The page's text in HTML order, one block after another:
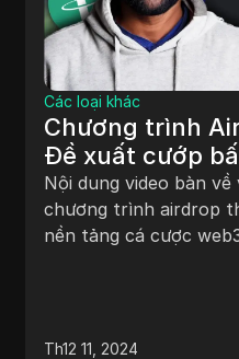
Các loại khác
Chương trình
Đề xuất cướp
mới | Miễn phí
mới
Nội dung video bàn
chương trình airdrop
nền tảng cá cược
phép người dùng kiếm
Th12 11, 2024